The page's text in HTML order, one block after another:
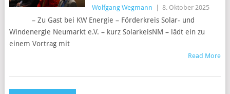
Wolfgang Wegmann 8. Oktober 2025
– Zu Gast bei KW Energie – Förderkreis Solar- und
Windenergie Neumarkt e.V. – kurz SolarkeisNM – lädt ein zu
einem Vortrag mit
Read More